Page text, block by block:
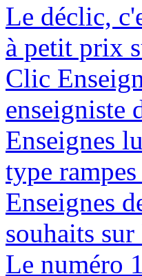
Le déclic,
à petit prix
Clic
enseigniste
Enseignes
type
Enseignes
souhaits
Le numéro